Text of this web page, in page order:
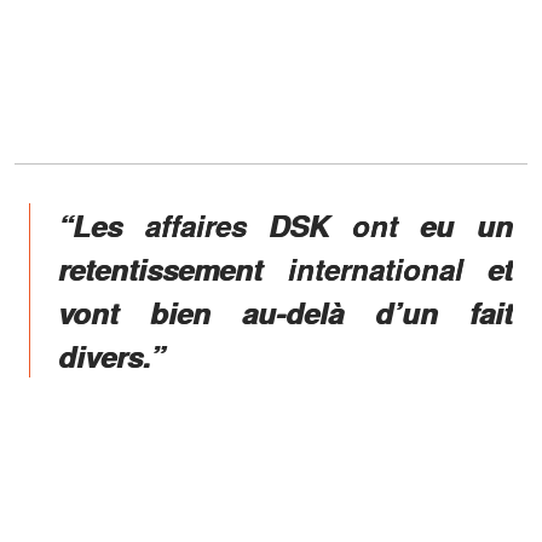
“Les affaires DSK ont eu un
retentissement international et
vont bien au-delà d’un fait
divers.”